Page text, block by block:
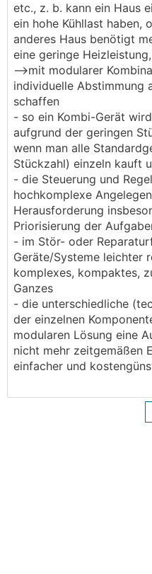
Profi Meinung dazu
interessieren
etc., z. b. kann ein Haus
ein hohe Kühllast haben,
anderes Haus benötigt
eine geringe
-->mit modularer
individuelle Abstimmung
schaffen
- so ein Kombi-Gerät
aufgrund der geringen
wenn man alle
Stückzahl) einzeln kauft
- die Steuerung und
hochkomplexe
Herausforderung
Priorisierung der
- im Stör- oder
Geräte/Systeme leichter
komplexes, kompaktes,
Ganzes
- die unterschiedliche
der einzelnen
modularen Lösung eine
nicht mehr zeitgemäßen
einfacher und